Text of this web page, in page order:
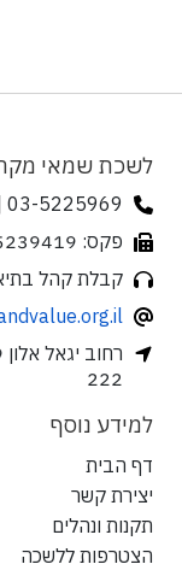
לשכת שמאי
03-5225969 | 03-5277642
פקס: 03-5239419
קבלת קהל
222
למידע נוסף
דף הבית
יצירת קשר
תקנות ונהלים
הצטרפות ללשכה